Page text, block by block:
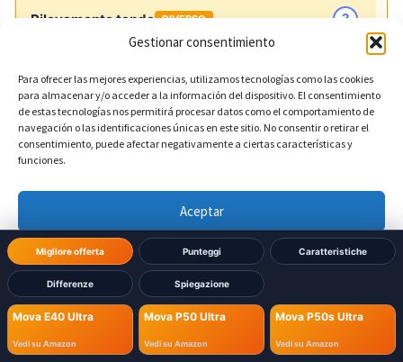
Gestionar consentimiento
Para ofrecer las mejores experiencias, utilizamos tecnologías como las cookies
para almacenar y/o acceder a la información del dispositivo. El consentimiento
de estas tecnologías nos permitirá procesar datos como el comportamiento de
navegación o las identificaciones únicas en este sitio. No consentir o retirar el
consentimiento, puede afectar negativamente a ciertas características y
funciones.
Aceptar
Denegar
Ver preferencias
Política de cookies Política de Privacidad Aviso Legal
Migliore offerta Punteggi Caratteristiche
Differenze Spiegazione
Mova E40 Ultra
Vedi su Amazon
Mova P50 Ultra
Vedi su Amazon
Mova P50s Ultra
Vedi su Amazon
Rilevamento tende DIVERSO ?
Mova P50 Ultra: Sì
Mova P50s Ultra:
Accesso remoto a fotocamera ?
Mova E40 Ultra: No
Mova P50 Ultra: No